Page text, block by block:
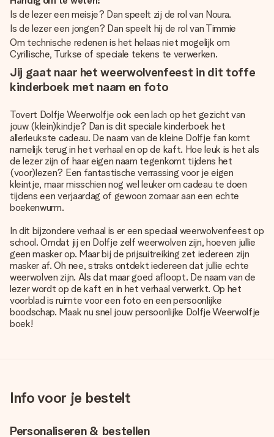
Is de lezer een meisje? Dan speelt zij de rol van Noura.
Is de lezer een jongen? Dan speelt hij de rol van Timmie
Om technische redenen is het helaas niet mogelijk om
Cyrillische, Turkse of speciale tekens te verwerken.
Jij gaat naar het weerwolvenfeest in dit toffe
kinderboek met naam en foto
Tovert Dolfje Weerwolfje ook een lach op het gezicht van
jouw (klein)kindje? Dan is dit speciale kinderboek het
allerleukste cadeau. De naam van de kleine Dolfje fan komt
namelijk terug in het verhaal en op de kaft. Hoe leuk is het als
de lezer zijn of haar eigen naam tegenkomt tijdens het
(voor)lezen? Een fantastische verrassing voor je eigen
kleintje, maar misschien nog wel leuker om cadeau te doen
tijdens een verjaardag of gewoon zomaar aan een echte
boekenwurm.
In dit bijzondere verhaal is er een speciaal weerwolvenfeest op
school. Omdat jij en Dolfje zelf weerwolven zijn, hoeven jullie
geen masker op. Maar bij de prijsuitreiking zet iedereen zijn
masker af. Oh nee, straks ontdekt iedereen dat jullie echte
weerwolven zijn. Als dat maar goed afloopt. De naam van de
lezer wordt op de kaft en in het verhaal verwerkt. Op het
voorblad is ruimte voor een foto en een persoonlijke
boodschap. Maak nu snel jouw persoonlijke Dolfje Weerwolfje
boek!
Info voor je bestelt
Personaliseren & bestellen